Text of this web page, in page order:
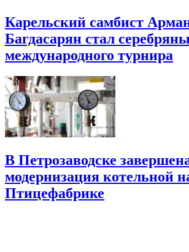
Карельский самбист
Багдасарян стал
международного турнира
В Петрозаводске
модернизация котельной
Птицефабрике